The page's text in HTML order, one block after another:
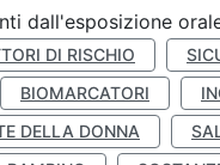
dall'esposizione
DI RISCHIO
BIOMARCATORI
DELLA DONNA